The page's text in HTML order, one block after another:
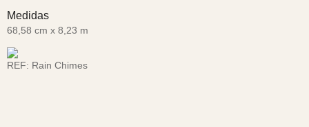
Medidas
68,58 cm x 8,23 m
REF: Rain Chimes